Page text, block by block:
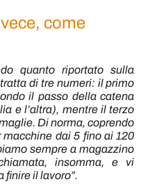
come
quanto riportato sulla
di tre numeri: il primo
il passo della catena
e l’altra), mentre il terzo
Di norma, coprendo
dai 5 fino ai 120
sempre a magazzino
insomma, e vi
finire il lavoro”.